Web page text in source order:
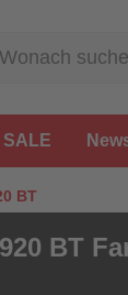
SALE
BT
BT